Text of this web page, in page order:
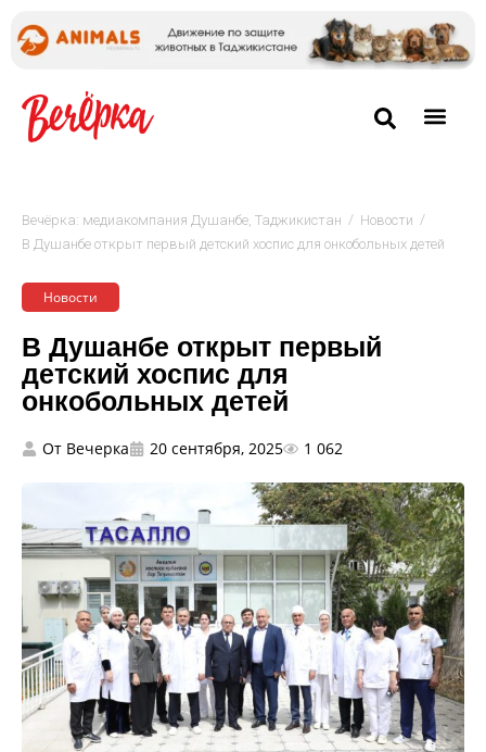
Вечёрка: медиакомпания Душанбе, Таджикистан / Новости /
В Душанбе открыт первый детский хоспис для онкобольных детей
Новости
В Душанбе открыт первый
детский хоспис для
онкобольных детей
От Вечерка 20 сентября, 2025 1 062